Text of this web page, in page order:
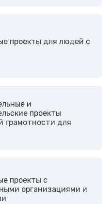
проекты для людей с
и
проекты
грамотности для
проекты с
организациями и